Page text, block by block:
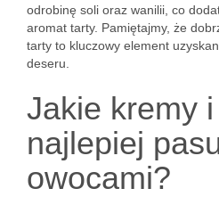
odrobinę soli oraz wanilii, co
aromat tarty. Pamiętajmy, że
tarty to kluczowy element
deseru.
Jakie kremy
najlepiej
owocami?